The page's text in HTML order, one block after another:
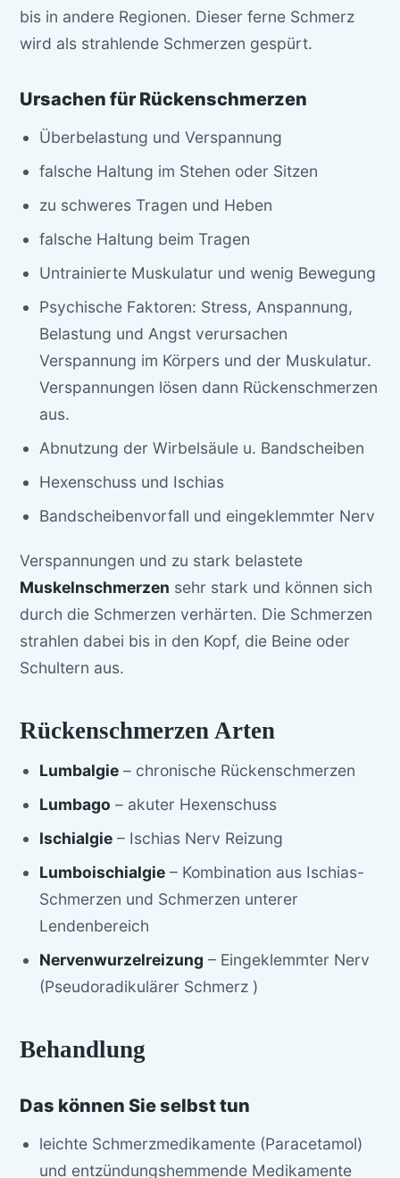
bis in andere Regionen. Dieser ferne Schmerz
wird als strahlende Schmerzen gespürt.
Ursachen für Rückenschmerzen
Überbelastung und Verspannung
falsche Haltung im Stehen oder Sitzen
zu schweres Tragen und Heben
falsche Haltung beim Tragen
Untrainierte Muskulatur und wenig Bewegung
Psychische Faktoren: Stress, Anspannung,
Belastung und Angst verursachen
Verspannung im Körpers und der Muskulatur.
Verspannungen lösen dann Rückenschmerzen
aus.
Abnutzung der Wirbelsäule u. Bandscheiben
Hexenschuss und Ischias
Bandscheibenvorfall und eingeklemmter Nerv
Verspannungen und zu stark belastete
Muskelnschmerzen sehr stark und können sich
durch die Schmerzen verhärten. Die Schmerzen
strahlen dabei bis in den Kopf, die Beine oder
Schultern aus.
Rückenschmerzen Arten
Lumbalgie – chronische Rückenschmerzen
Lumbago – akuter Hexenschuss
Ischialgie – Ischias Nerv Reizung
Lumboischialgie – Kombination aus Ischias-
Schmerzen und Schmerzen unterer
Lendenbereich
Nervenwurzelreizung – Eingeklemmter Nerv
(Pseudoradikulärer Schmerz )
Behandlung
Das können Sie selbst tun
leichte Schmerzmedikamente (Paracetamol)
und entzündungshemmende Medikamente